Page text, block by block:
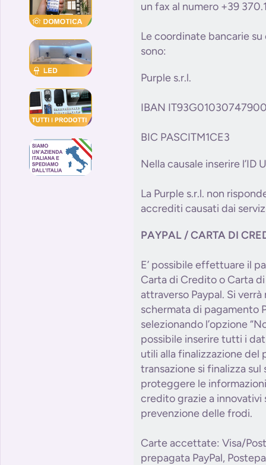
un fax al numero +39
Le coordinate bancarie
sono:
Purple s.r.l.
IBAN
BIC PASCITM1CE3
Nella causale inserire l’ID
La Purple s.r.l. non
accrediti causati dai
PAYPAL / CARTA DI
E’ possibile effettuare il
Carta di Credito o Carta
attraverso Paypal. Si
schermata di pagamento
selezionando l’opzione
possibile inserire tutti i
utili alla finalizzazione del
transazione si finalizza sul
proteggere le
credito grazie a innovativi
prevenzione delle frodi.
Carte accettate: Visa/
prepagata PayPal,